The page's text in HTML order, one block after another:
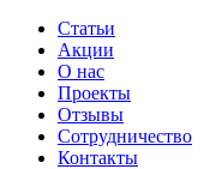
Статьи
Акции
О нас
Проекты
Отзывы
Сотрудничество
Контакты